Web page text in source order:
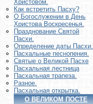
Христовом.
Как встретить Пасху?
О Богослужении в День
Христова Воскресенья.
Празднование Святой
Пасхи.
Определение даты Пасхи.
Пасхальные песнопения.
Святые о Великой Пасхе
Пасхальная лестница
Пасхальная трапеза.
Разное.
Пасхальная открытка.
О ВЕЛИКОМ ПОСТЕ